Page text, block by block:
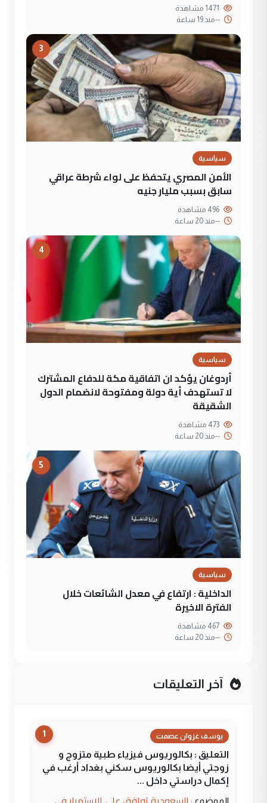
--منذ 19 ساعة
3
سياسية
الأمن المصري يتحفظ على لواء شرطة عراقي
سابق بسبب مليار جنيه
--منذ 20 ساعة
4
سياسية
أردوغان يؤكد ان اتفاقية مكة للدفاع المشترك
لا تستهدف أية دولة ومفتوحة لانضمام الدول
الشقيقة
--منذ 20 ساعة
5
سياسية
الداخلية : ارتفاع في معدل الشائعات خلال
الفترة الاخيرة
--منذ 20 ساعة
آخر التعليقات
1 يوسف غزوان عصمت
التعليق : بكالوريوس فيزياء طبية متزوج و
زوجتي أيضا بكالوريوس سكني بغداد أرغب في
إكمال دراستي داخل ...
الموضوع :